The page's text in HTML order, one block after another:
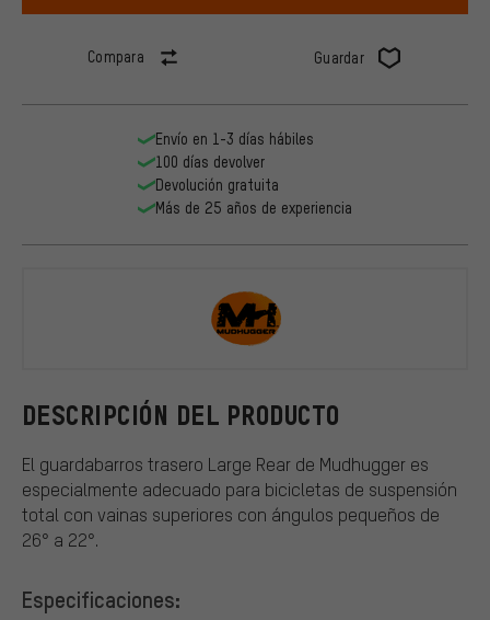
Compara Guardar
DESCRIPCIÓN DEL PRODUCTO
El guardabarros trasero Large Rear de Mudhugger es
especialmente adecuado para bicicletas de suspensión
total con vainas superiores con ángulos pequeños de
26° a 22°.
Especificaciones:
Envío en 1-3 días hábiles
100 días devolver
Devolución gratuita
Más de 25 años de experiencia